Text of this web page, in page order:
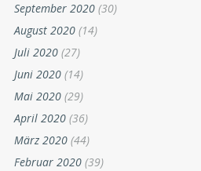
September 2020 (30)
August 2020 (14)
Juli 2020 (27)
Juni 2020 (14)
Mai 2020 (29)
April 2020 (36)
März 2020 (44)
Februar 2020 (39)